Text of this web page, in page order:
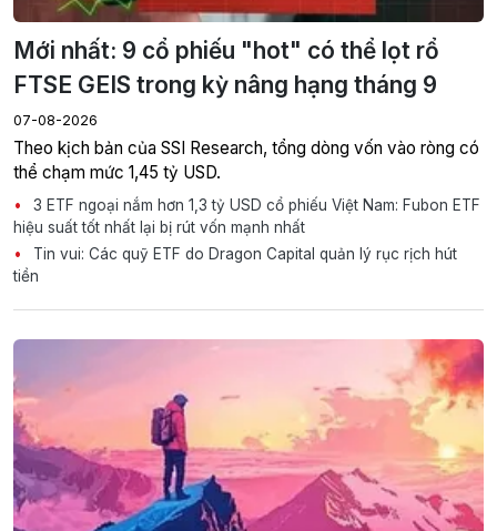
Mới nhất: 9 cổ phiếu "hot" có thể lọt rổ
FTSE GEIS trong kỳ nâng hạng tháng 9
07-08-2026
Theo kịch bản của SSI Research, tổng dòng vốn vào ròng có
thể chạm mức 1,45 tỷ USD.
3 ETF ngoại nắm hơn 1,3 tỷ USD cổ phiếu Việt Nam: Fubon ETF
hiệu suất tốt nhất lại bị rút vốn mạnh nhất
Tin vui: Các quỹ ETF do Dragon Capital quản lý rục rịch hút
tiền